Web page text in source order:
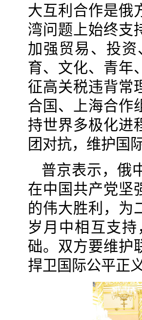
大互利合作是俄
湾问题上始终支
加强贸易、投
育、文化、青年
征高关税违背常
合国、上海合作
持世界多极化进
团对抗，维护国
普京表示，俄
在中国共产党坚
的伟大胜利，为
岁月中相互支
础。双方要维护
捍卫国际公平正